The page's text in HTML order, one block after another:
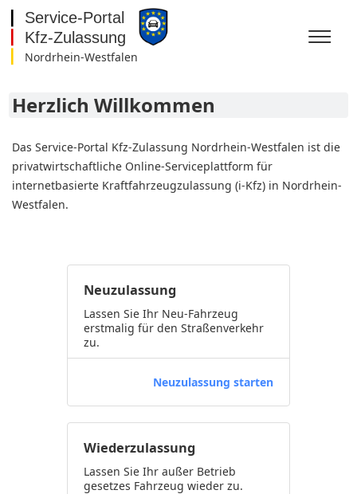
Nordrhein-Westfalen
Berlin
Bremen
Hamburg
Hessen
Vorpommern
Saarland
Sachsen
Schleswig-Holstein
Thüringen
Herzlich Willkommen
Das Service-Portal Kfz-Zulassung Nordrhein-Westfalen ist die
privatwirtschaftliche Online-Serviceplattform für
internetbasierte Kraftfahrzeugzulassung (i-Kfz) in Nordrhein-
Westfalen.
Neuzulassung
Lassen Sie Ihr Neu-Fahrzeug
erstmalig für den Straßenverkehr
zu.
Neuzulassung starten
Wiederzulassung
Lassen Sie Ihr außer Betrieb
gesetzes Fahrzeug wieder zu.